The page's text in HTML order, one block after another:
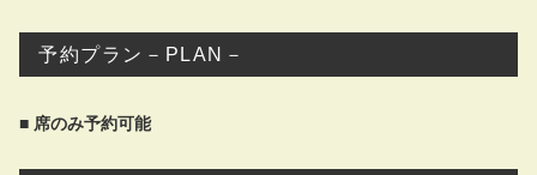
予約プラン－PLAN－
■ 席のみ予約可能